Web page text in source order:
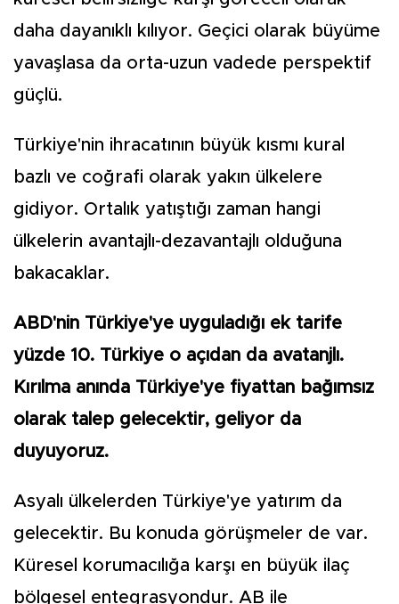
daha dayanıklı kılıyor. Geçici olarak büyüme
yavaşlasa da orta-uzun vadede perspektif
güçlü.
Türkiye'nin ihracatının büyük kısmı kural
bazlı ve coğrafi olarak yakın ülkelere
gidiyor. Ortalık yatıştığı zaman hangi
ülkelerin avantajlı-dezavantajlı olduğuna
bakacaklar.
ABD'nin Türkiye'ye uyguladığı ek tarife
yüzde 10. Türkiye o açıdan da avatanjlı.
Kırılma anında Türkiye'ye fiyattan bağımsız
olarak talep gelecektir, geliyor da
duyuyoruz.
Asyalı ülkelerden Türkiye'ye yatırım da
gelecektir. Bu konuda görüşmeler de var.
Küresel korumacılığa karşı en büyük ilaç
bölgesel entegrasyondur. AB ile